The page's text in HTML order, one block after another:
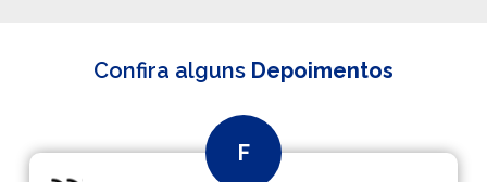
Confira alguns Depoimentos